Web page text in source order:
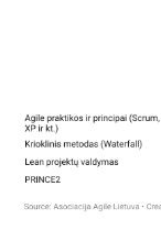
Projektų
valdymo
praktikų